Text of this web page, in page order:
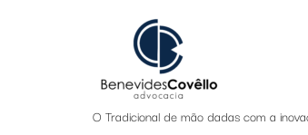
O Tradicional de mão dadas com a